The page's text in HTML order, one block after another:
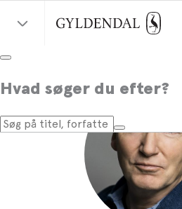
Hvad søger du efter?